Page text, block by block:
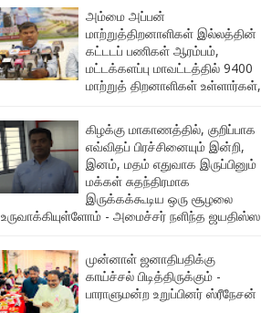
அம்மை அப்பன்
மாற்றுத்திறனாளிகள் இல்லத்தின்
கட்டடப் பணிகள் ஆரம்பம்,
மட்டக்களப்பு மாவட்டத்தில் 9400
மாற்றுத் திறனாளிகள் உள்ளார்கள்,
கிழக்கு மாகாணத்தில், குறிப்பாக
எவ்விதப் பிரச்சினையும் இன்றி,
இனம், மதம் எதுவாக இருப்பினும்
மக்கள் சுதந்திரமாக
இருக்கக்கூடிய ஒரு சூழலை
உருவாக்கியுள்ளோம் - அமைச்சர் நளிந்த ஜயதிஸ்ஸ
முன்னாள் ஜனாதிபதிக்கு
காய்ச்சல் பிடித்திருக்கும் -
பாராளுமன்ற உறுப்பினர் ஸ்ரீநேசன்